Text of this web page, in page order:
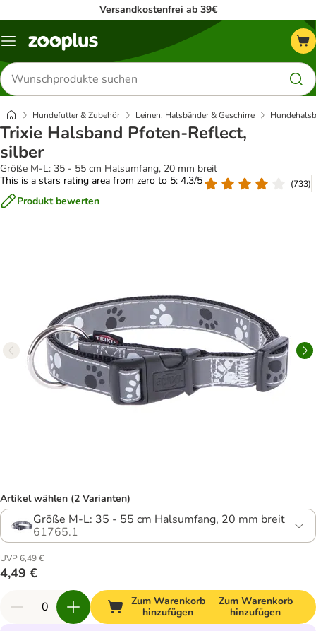
Versandkostenfrei ab 39€
Menü
Produkte
suchen
Hundefutter & Zubehör Leinen, Halsbänder & Geschirre
Trixie Halsband Pfoten-Reflect,
silber
Größe M-L: 35 - 55 cm Halsumfang, 20 mm breit
This is a stars rating area from zero to 5: 4.3/5
(733)
Produkt bewerten
Artikel wählen (2 Varianten)
Größe M-L: 35 - 55 cm Halsumfang, 20 mm breit
61765.1
UVP 6,49 €
4,49 €
Zum Warenkorb
hinzufügen
Zum Warenkorb
hinzufügen